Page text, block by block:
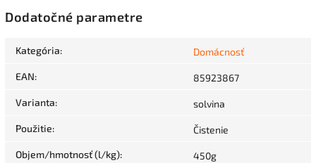
Dodatočné parametre
Kategória: Domácnosť
EAN: 85923867
Varianta: solvina
Použitie: Čistenie
Objem/hmotnosť (l/kg): 450g